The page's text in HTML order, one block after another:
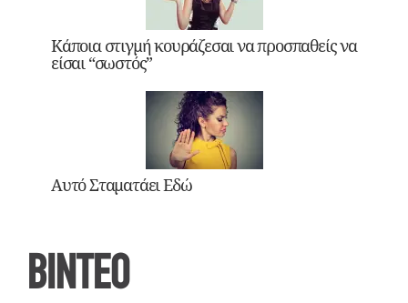
Κάποια στιγμή κουράζεσαι να προσπαθείς να
είσαι “σωστός”
Αυτό Σταματάει Εδώ
ΒΙΝΤΕΟ